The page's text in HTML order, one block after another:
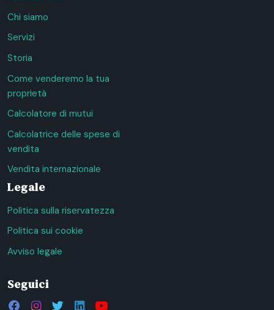
Chi siamo
Servizi
Storia
Come venderemo la tua
proprietà
Calcolatore di mutui
Calcolatrice delle spese di
vendita
Vendita internazionale
Legale
Politica sulla riservatezza
Politica sui cookie
Avviso legale
Seguici